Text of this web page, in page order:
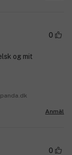
0
og mit
Anmäl
0